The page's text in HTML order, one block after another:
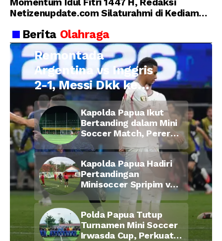
Momentum Idul Fitri 1447 H, Redaksi
Netizenupdate.com Silaturahmi di Kediaman
Berita Olahraga
Remontada
Argentina vs Inggris
2-1, Messi Dkk ke
Final Piala Dunia
2026
Kapolda Papua Ikut
Bertanding dalam Mini
Soccer Match, Pererat
Kebersamaan Personel
di Bulan Ramadan
Kapolda Papua Hadiri
Pertandingan
Minisoccer Spripim vs
Bid Propam, Pererat
Soliditas dan
Kebersamaan Personel
Polda Papua Tutup
Turnamen Mini Soccer
Irwasda Cup, Perkuat